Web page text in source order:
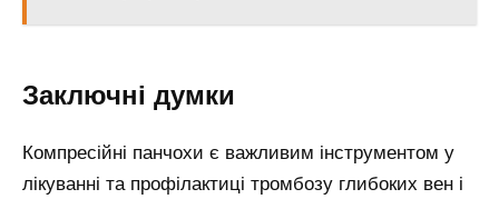
Заключні думки
Компресійні панчохи є важливим інструментом у
лікуванні та профілактиці тромбозу глибоких вен і